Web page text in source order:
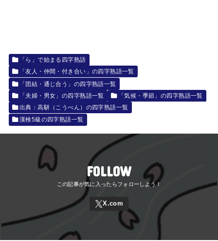
「ら」で始まる四字熟語
「友人・仲間・付き合い」の四字熟語一覧
「団結・通じ合う」の四字熟語一覧
「夫婦・男女」の四字熟語一覧
「気候・季節」の四字熟語一覧
出典：高駢（こうべん）の四字熟語一覧
漢検5級の四字熟語一覧
FOLLOW